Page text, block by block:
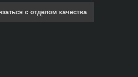
с отделом качества